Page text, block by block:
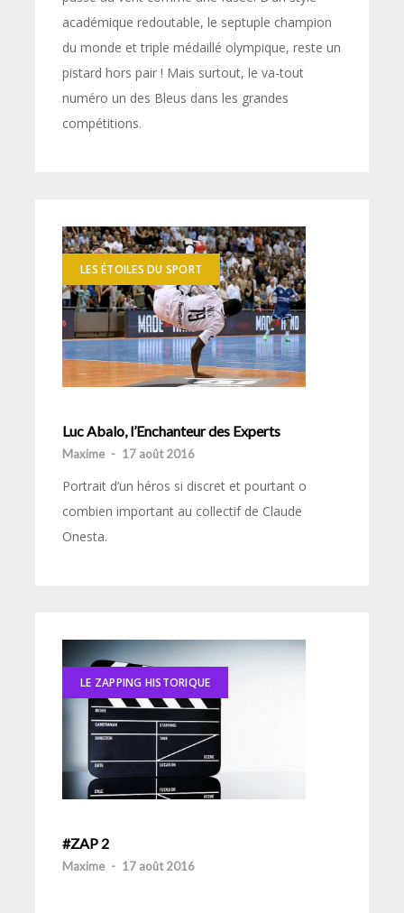
académique redoutable, le septuple champion
du monde et triple médaillé olympique, reste un
pistard hors pair ! Mais surtout, le va-tout
numéro un des Bleus dans les grandes
compétitions.
LES ÉTOILES DU SPORT
Luc Abalo, l’Enchanteur des Experts
Maxime - 17 août 2016
Portrait d’un héros si discret et pourtant o
combien important au collectif de Claude
Onesta.
LE ZAPPING HISTORIQUE
#ZAP 2
Maxime - 17 août 2016